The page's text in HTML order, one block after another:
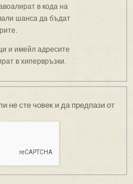
в кода на
шанса да бъдат
и имейл адресите
в хипервръзки.
не сте човек и да предпази от